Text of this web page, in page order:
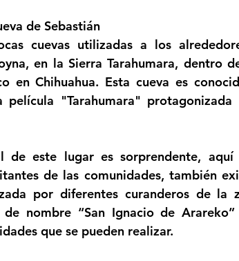
de Sebastián
cuevas utilizadas a los
en la Sierra Tarahumara, dentro
en Chihuahua. Esta cueva es
"Tarahumara"
de este lugar es sorprendente,
de las comunidades, también
por diferentes curanderos de la
nombre “San Ignacio de
que se pueden realizar.